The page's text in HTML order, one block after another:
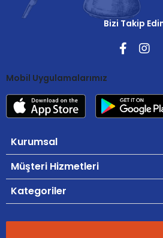
Bizi Takip
Mobil Uygulamalarımız
Kurumsal
Müşteri Hizmetleri
Kategoriler